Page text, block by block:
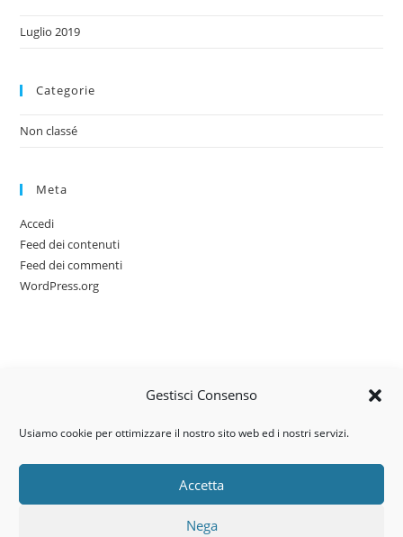
Gestisci Consenso
Usiamo cookie per ottimizzare il nostro sito web ed i nostri servizi.
Accetta
Nega
Luglio 2019
Categorie
Non classé
Meta
Accedi
Feed dei contenuti
Feed dei commenti
WordPress.org
Via dell’artigianato, 14 – 31030